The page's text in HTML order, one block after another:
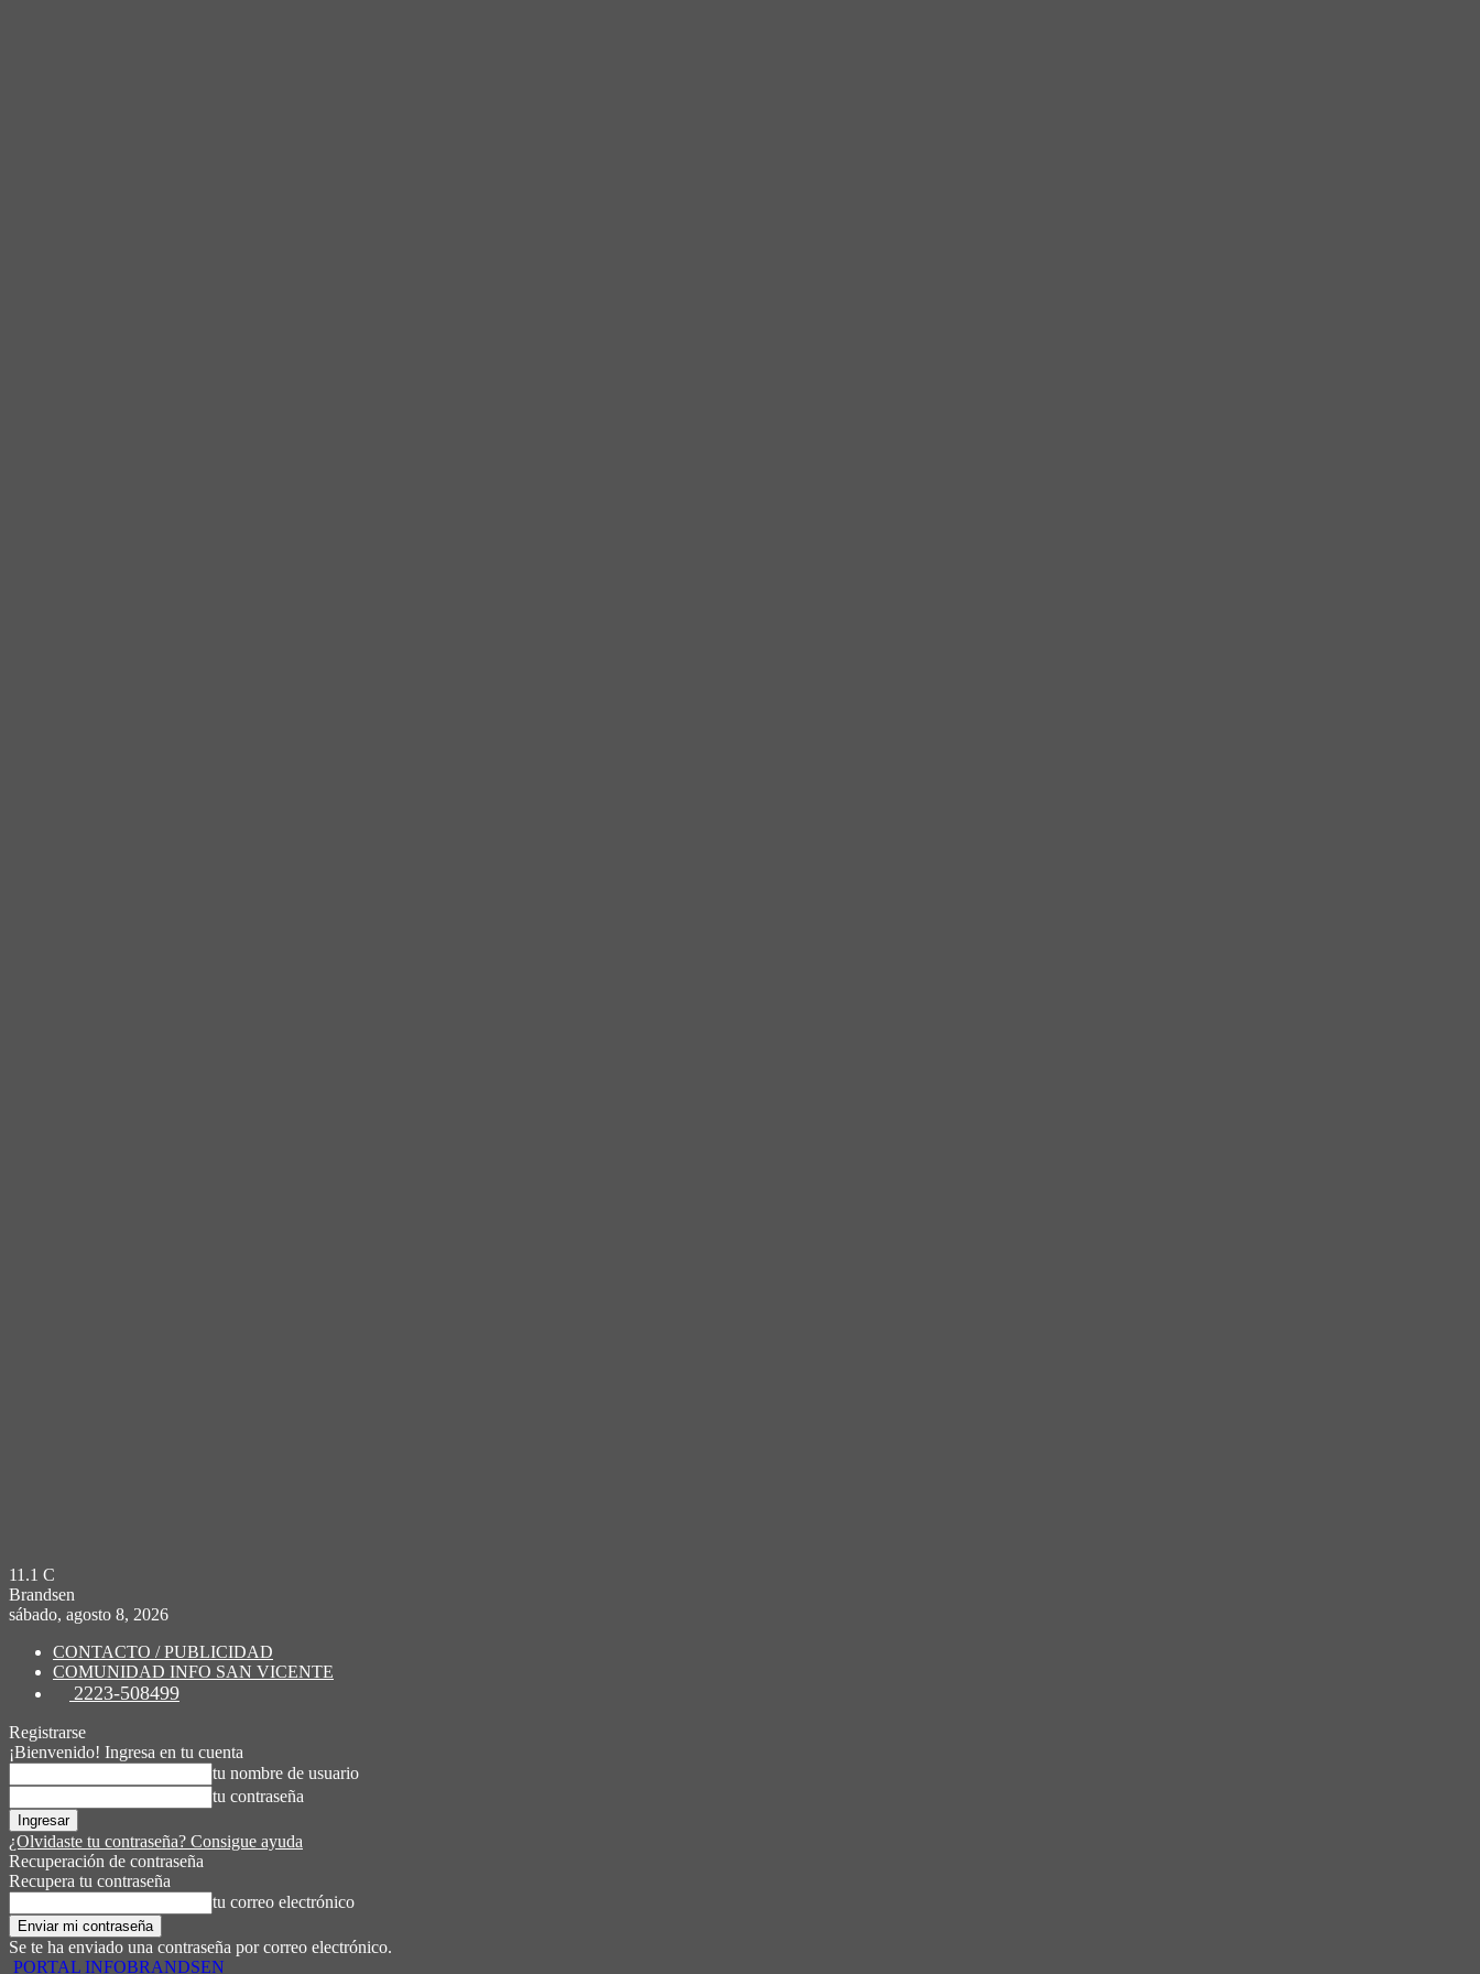
11.1 C
Brandsen
sábado, agosto 8, 2026
CONTACTO / PUBLICIDAD
COMUNIDAD INFO SAN VICENTE
2223-508499
Registrarse
¡Bienvenido! Ingresa en tu cuenta
tu nombre de usuario
tu contraseña
¿Olvidaste tu contraseña? Consigue ayuda
Recuperación de contraseña
Recupera tu contraseña
tu correo electrónico
Se te ha enviado una contraseña por correo electrónico.
PORTAL INFOBRANDSEN